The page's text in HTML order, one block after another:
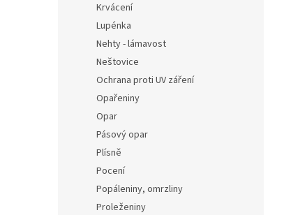
Krvácení
Lupénka
Nehty - lámavost
Neštovice
Ochrana proti UV záření
Opařeniny
Opar
Pásový opar
Plísně
Pocení
Popáleniny, omrzliny
Proleženiny